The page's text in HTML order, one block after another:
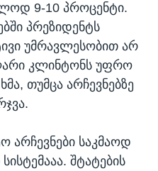
9-10 პროცენტი.
პრეზიდენტს
უმრავლესობით არ
კლინტონს უფრო
თუმცა არჩევნებზე
არჩევნები საკმაოდ
შტატების